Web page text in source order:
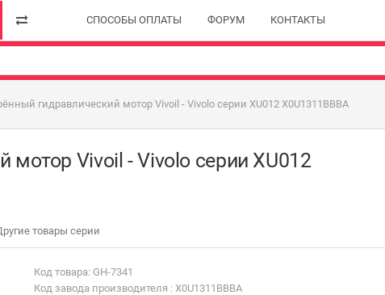
СПОСОБЫ ОПЛАТЫ ФОРУМ КОНТАКТЫ
гидравлический мотор Vivoil - Vivolo серии XU012 X0U1311BBBA
мотор Vivoil - Vivolo серии XU012
товары серии
Код товара: GH-7341
Код завода производителя : X0U1311BBBA